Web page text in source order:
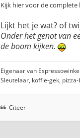
Kijk hier voor de complete
Lijkt het je wat? of
Onder het genot van
de boom kijken.
Eigenaar van
Sleutelaar, koffie-gek,
Citeer